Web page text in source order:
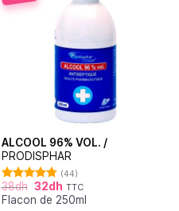
ALCOOL 96% VOL. /
PRODISPHAR
Note 4.77
sur 5
(44)
38dh 32dh TTC
Flacon de 250ml